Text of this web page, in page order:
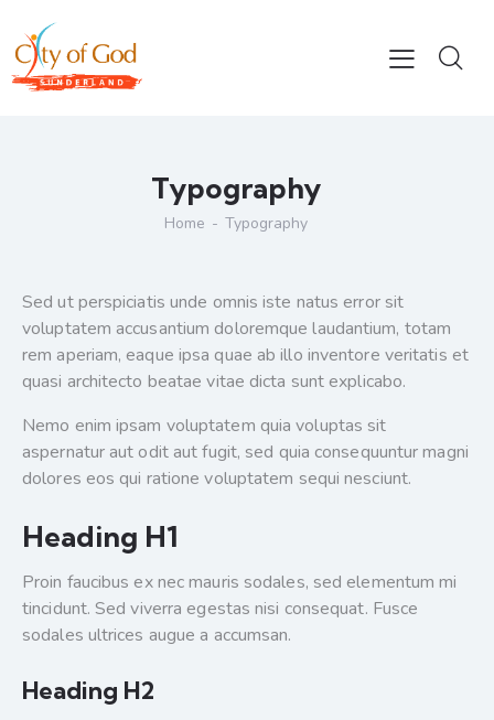
Typography
Home Typography
Sed ut perspiciatis unde omnis iste natus error sit
voluptatem accusantium doloremque laudantium, totam
rem aperiam, eaque ipsa quae ab illo inventore veritatis et
quasi architecto beatae vitae dicta sunt explicabo.
Nemo enim ipsam voluptatem quia voluptas sit
aspernatur aut odit aut fugit, sed quia consequuntur magni
dolores eos qui ratione voluptatem sequi nesciunt.
Heading H1
Proin faucibus ex nec mauris sodales, sed elementum mi
tincidunt. Sed viverra egestas nisi consequat. Fusce
sodales ultrices augue a accumsan.
Heading H2